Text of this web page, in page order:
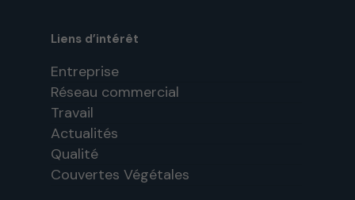
Liens d’intérêt
Entreprise
Réseau commercial
Travail
Actualités
Qualité
Couvertes Végétales